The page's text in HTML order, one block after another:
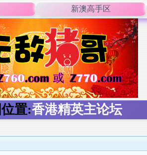
新澳高手区
置:香港精英主论坛